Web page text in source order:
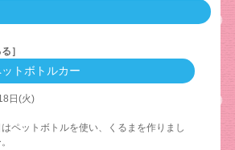
る］
トボトルカー
日(火)
ペットボトルを使い、くるまを作りまし